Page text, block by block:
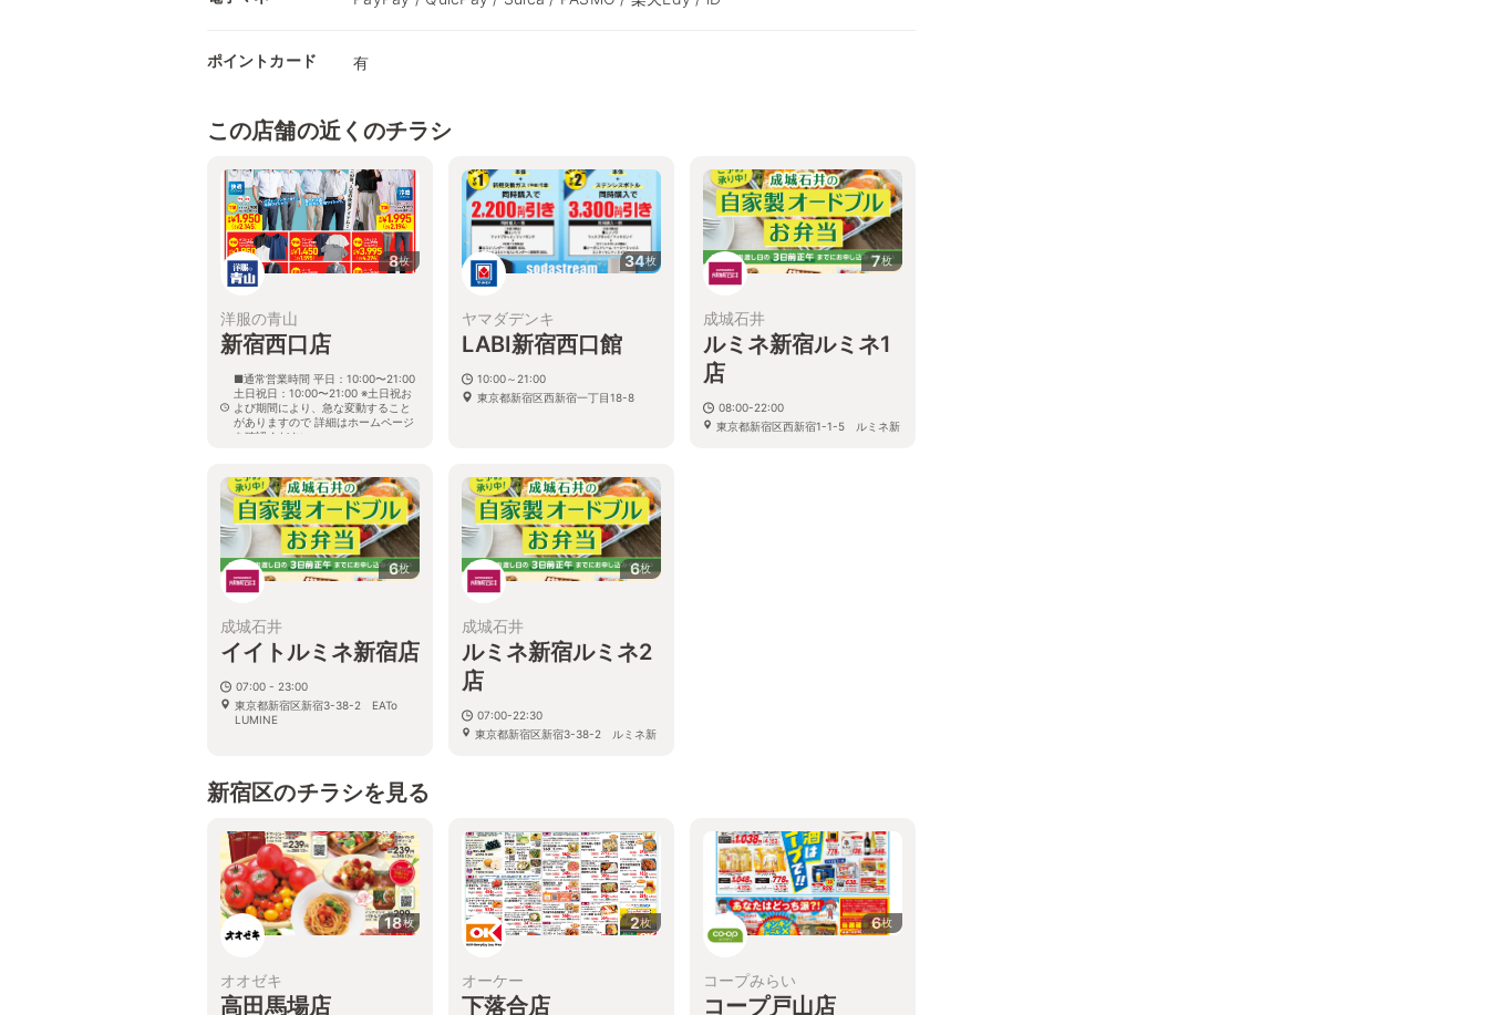
ポイントカード 有
この店舗の近くのチラシ
8枚
洋服の青山
新宿西口店
■通常営業時間 平日：10:00〜21:00
土日祝日：10:00〜21:00 ※土日祝お
よび期間により、急な変動すること
がありますので 詳細はホームページ
を確認ください
34枚
ヤマダデンキ
LABI新宿西口館
10:00～21:00
東京都新宿区西新宿一丁目18-8
7枚
成城石井
ルミネ新宿ルミネ1
店
08:00-22:00
東京都新宿区西新宿1-1-5 ルミネ新
6枚
成城石井
イイトルミネ新宿店
07:00 - 23:00
東京都新宿区新宿3-38-2 EATo
LUMINE
6枚
成城石井
ルミネ新宿ルミネ2
店
07:00-22:30
東京都新宿区新宿3-38-2 ルミネ新
新宿区のチラシを見る
18枚
オオゼキ
高田馬場店
2枚
オーケー
下落合店
6枚
コープみらい
コープ戸山店